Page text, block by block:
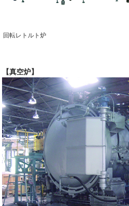
回転レトルト炉
【真空炉】